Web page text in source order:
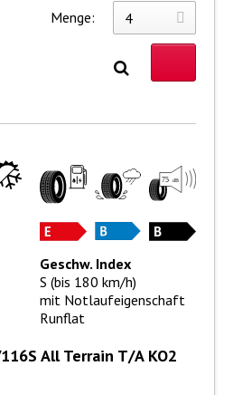
Menge:
All Terrain T/A KO2
Geschw. Index
S (bis 180 km/h)
mit Notlaufeigenschaft
Runflat